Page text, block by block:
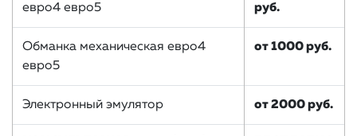
евро4 евро5
руб.
Обманка механическая евро4
евро5
от 1000 руб.
Электронный эмулятор от 2000 руб.